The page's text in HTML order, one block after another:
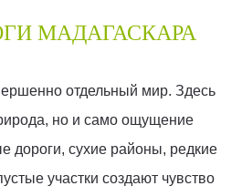
МАДАГАСКАРА
отдельный мир. Здесь
но и само ощущение
дороги, сухие районы, редкие
участки создают чувство